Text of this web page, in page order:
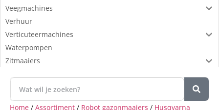
Veegmachines
Verhuur
Verticuteermachines
Waterpompen
Zitmaaiers
Home / Assortiment / Robot gazonmaaiers / Husqvarna